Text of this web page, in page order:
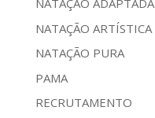
NATAÇÃO ADAPTADA
NATAÇÃO ARTÍSTICA
NATAÇÃO PURA
PAMA
RECRUTAMENTO